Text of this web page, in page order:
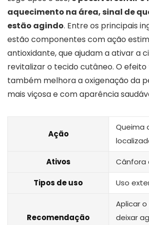
aquecimento na área, sinal de
estão agindo. Entre os principais
estão componentes com ação
antioxidante, que ajudam a ativar a
revitalizar o tecido cutâneo. O
também melhora a oxigenação da
mais viçosa e com aparência
Ação
Queima
Ativos Cânfora
Tipos de uso Uso
Recomendação
Aplicar
deixar